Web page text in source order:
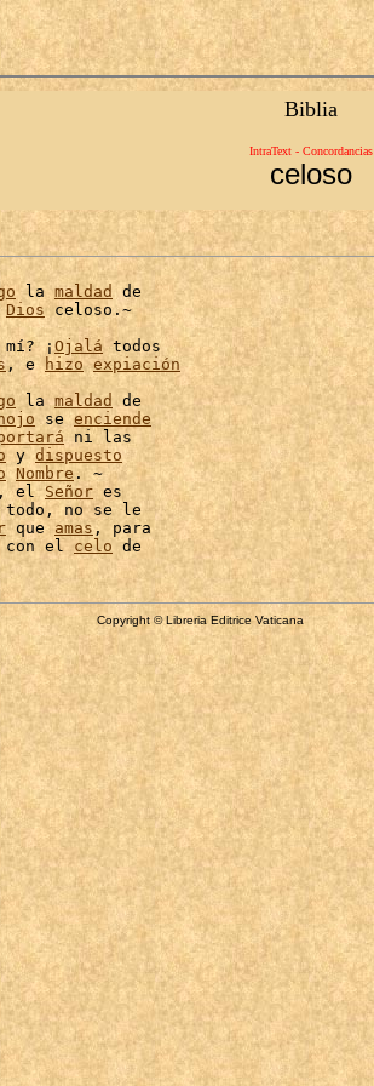
Biblia
IntraText - Concordancias
celoso
la maldad
de
Dios celoso.~
¡ Ojalá todos
, e hizo expiación
la maldad de
se enciende
y dispuesto
Nombre . ~
, el Señor es
no se le
que amas, para
con el celo
Copyright © Libreria Editrice Vaticana